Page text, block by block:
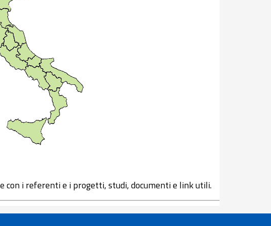
con i referenti e i progetti, studi, documenti e link utili.